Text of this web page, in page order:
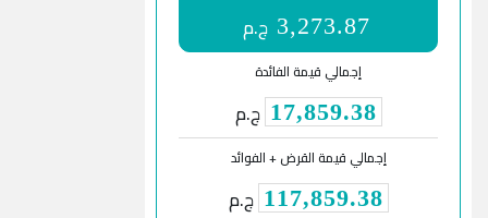
3,273.87 ج.م
إجمالي قيمة الفائدة
17,859.38 ج.م
إجمالي قيمة القرض + الفوائد
117,859.38 ج.م